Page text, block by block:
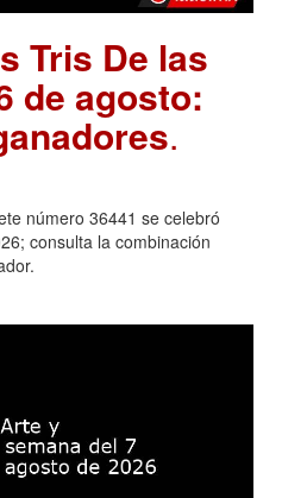
Tris De las
de agosto:
.
número 36441 se celebró
consulta la combinación